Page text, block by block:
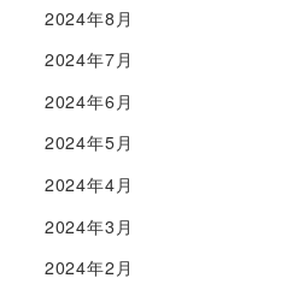
2024年8月
2024年7月
2024年6月
2024年5月
2024年4月
2024年3月
2024年2月